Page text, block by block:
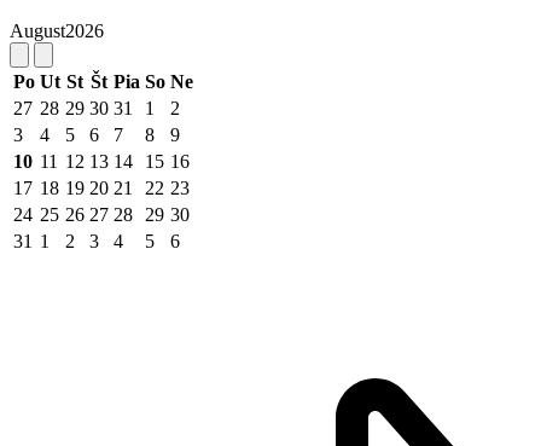
August2026
Po Ut St Št Pia So Ne
27 28 29 30 31 1
2
3
4 5 6 7 8
9
10 11 12 13 14 15 16
17 18 19 20 21 22 23
24 25 26 27 28 29 30
31 1 2 3 4 5 6